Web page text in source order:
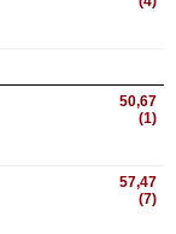
50,67
(1)
57,47
(7)